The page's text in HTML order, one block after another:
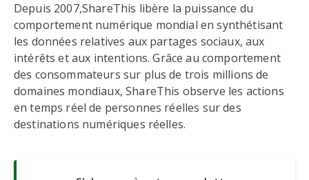
Depuis 2007,ShareThis libère la puissance du
comportement numérique mondial en synthétisant
les données relatives aux partages sociaux, aux
intérêts et aux intentions. Grâce au comportement
des consommateurs sur plus de trois millions de
domaines mondiaux, ShareThis observe les actions
en temps réel de personnes réelles sur des
destinations numériques réelles.